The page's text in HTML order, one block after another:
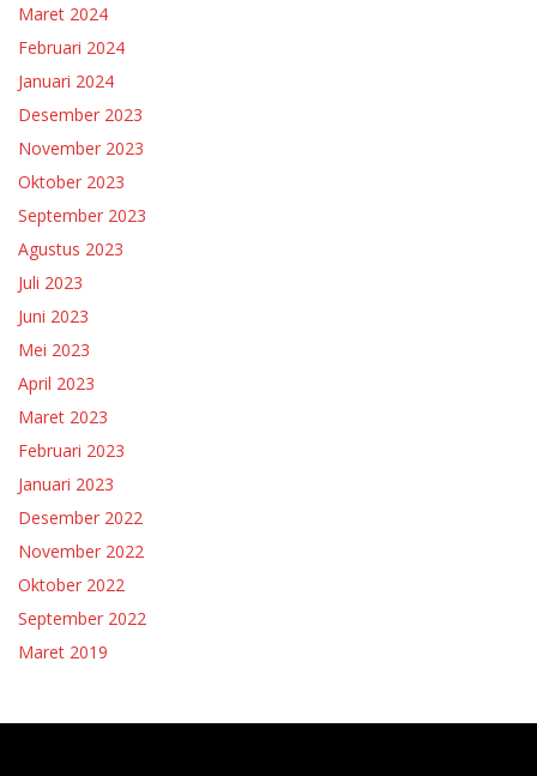
Maret 2024
Februari 2024
Januari 2024
Desember 2023
November 2023
Oktober 2023
September 2023
Agustus 2023
Juli 2023
Juni 2023
Mei 2023
April 2023
Maret 2023
Februari 2023
Januari 2023
Desember 2022
November 2022
Oktober 2022
September 2022
Maret 2019